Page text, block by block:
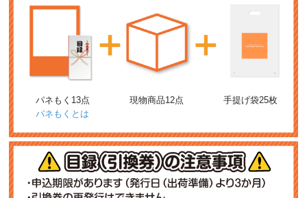
パネもく13点
パネもくとは
現物商品12点 手提げ袋25枚